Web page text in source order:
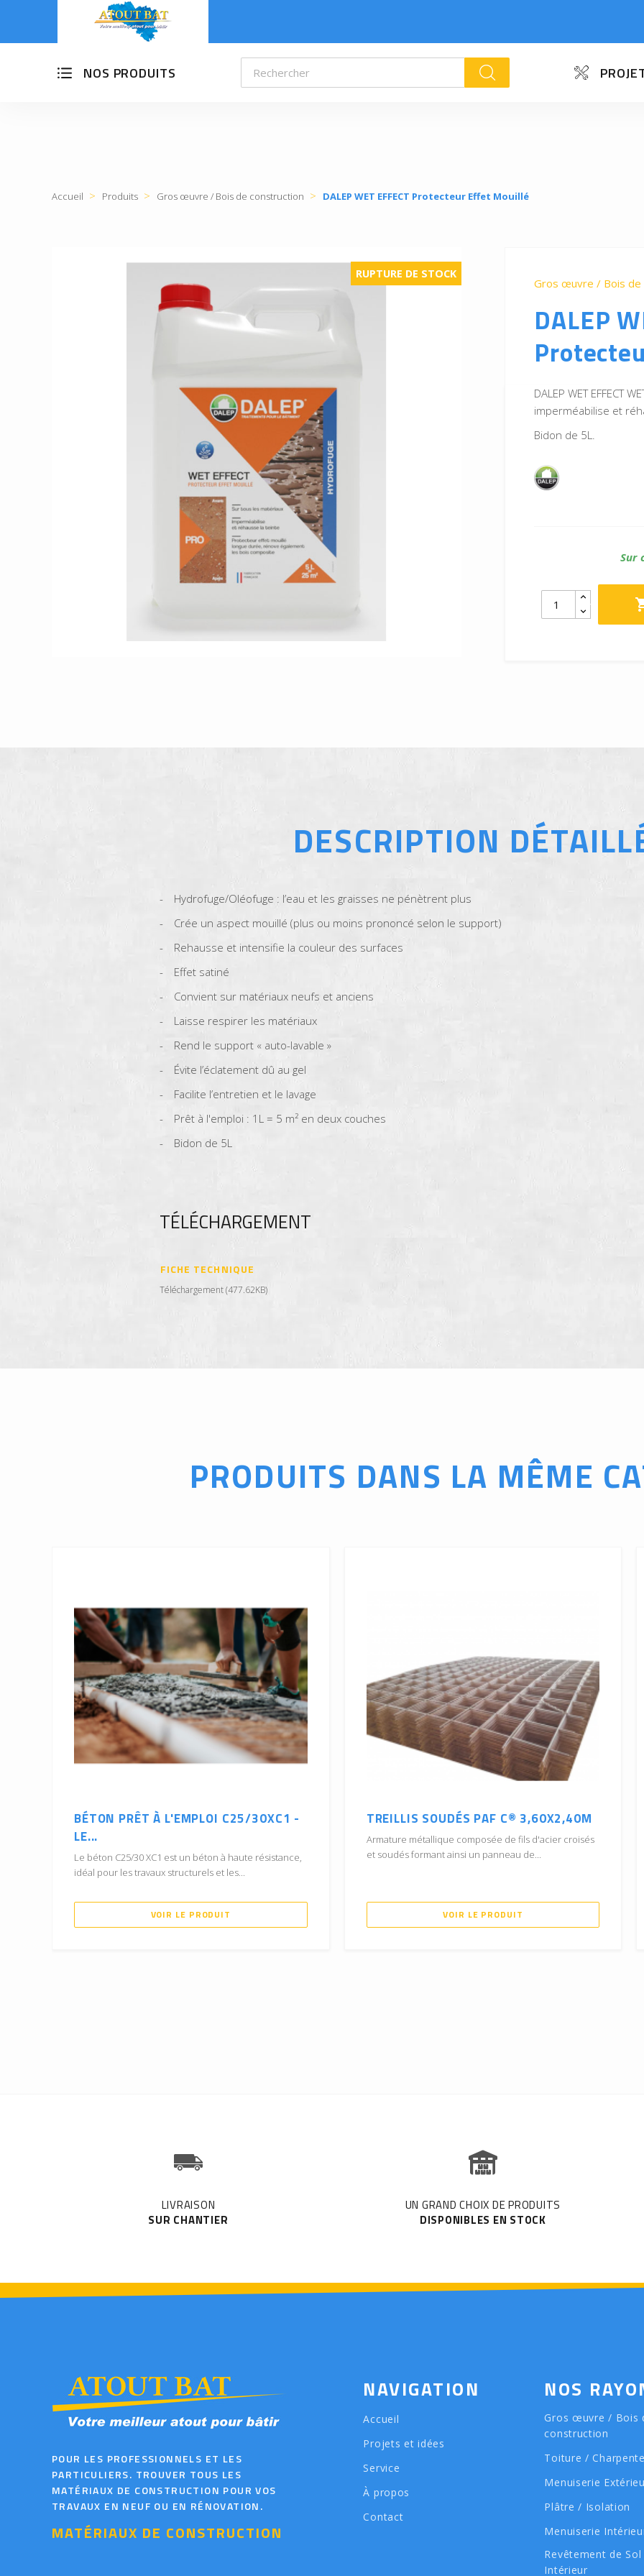
NOS PRODUITS k
Accueil Produits Gros œuvre / Bois de construction DALEP WET EFFECT Protecteur Effet Mouillé
RUPTURE DE STOCK
Gros œuvre / Bois de
DALEP
DALEP WET EFFECT
imperméabilise et
Bidon de 5L.
Sur
DESCRIPTION
Hydrofuge/Oléofuge : l’eau et les graisses ne pénètrent plus
Crée un aspect mouillé (plus ou moins prononcé selon le support)
Rehausse et intensifie la couleur des surfaces
Effet satiné
Convient sur matériaux neufs et anciens
Laisse respirer les matériaux
Rend le support « auto-lavable »
Évite l’éclatement dû au gel
Facilite l’entretien et le lavage
Prêt à l'emploi : 1L = 5 m² en deux couches
Bidon de 5L
TÉLÉCHARGEMENT
FICHE TECHNIQUE
Téléchargement (477.62KB)
PRODUITS DANS LA MÊME
BÉTON PRÊT À L'EMPLOI C25/30XC1 -
LE...
Le béton C25/30 XC1 est un béton à haute résistance,
idéal pour les travaux structurels et les...
VOIR LE PRODUIT
TREILLIS SOUDÉS PAF C® 3,60X2,40M
Armature métallique composée de fils d'acier croisés
et soudés formant ainsi un panneau de...
VOIR LE PRODUIT
LIVRAISON
SUR CHANTIER
UN GRAND CHOIX DE PRODUITS
DISPONIBLES EN STOCK
POUR LES PROFESSIONNELS ET LES
PARTICULIERS. TROUVER TOUS LES
MATÉRIAUX DE CONSTRUCTION POUR VOS
TRAVAUX EN NEUF OU EN RÉNOVATION.
MATÉRIAUX DE CONSTRUCTION
NAVIGATION
Accueil
Projets et idées
Service
À propos
Contact
NOS
Gros œuvre / Bois
construction
Toiture /
Menuiserie
Plâtre / Isolation
Menuiserie
Revêtement de
Intérieur